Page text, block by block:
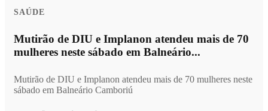
SAÚDE
Mutirão de DIU e Implanon atendeu mais de 70
mulheres neste sábado em Balneário...
Mutirão de DIU e Implanon atendeu mais de 70 mulheres neste
sábado em Balneário Camboriú